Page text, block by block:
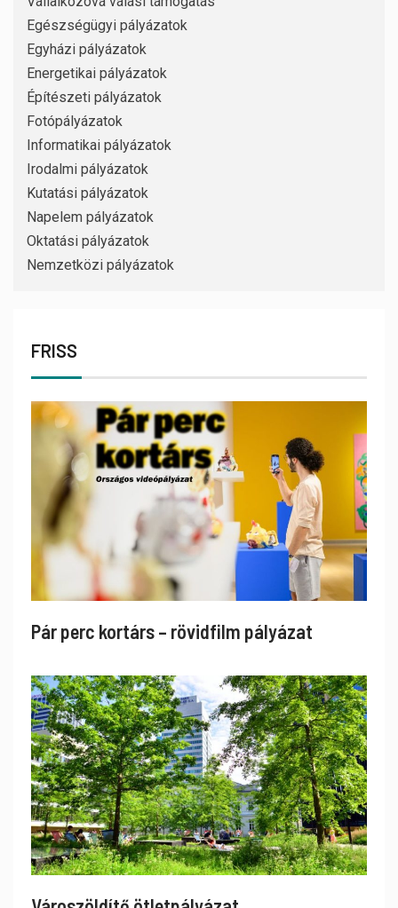
Egészségügyi pályázatok
Egyházi pályázatok
Energetikai pályázatok
Építészeti pályázatok
Fotópályázatok
Informatikai pályázatok
Irodalmi pályázatok
Kutatási pályázatok
Napelem pályázatok
Oktatási pályázatok
Nemzetközi pályázatok
FRISS
Pár perc kortárs – rövidfilm pályázat